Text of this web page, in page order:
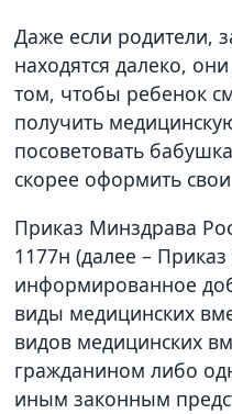
Даже если родители,
находятся далеко,
том, чтобы ребенок
получить
посоветовать
скорее оформить
Приказ Минздрава
1177н (далее –
информированное
виды медицинских
видов медицинских
гражданином либо
иным законным